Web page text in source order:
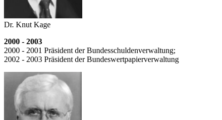
Dr. Knut Kage
2000 - 2003
2000 - 2001 Präsident der Bundes­schulden­verwaltung;
2002 - 2003 Präsident der Bundes­wertpapierverwaltung